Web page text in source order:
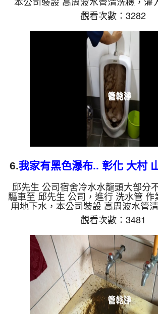
管，等了約15分，開啟 水管清洗機
式，一洗水管就流出牛奶，四個多小
變大出水也沒味道了。 如是自來水
會產生鐵鏽跟泥沙堆積，洗出來的水
地下水含有氧化錳，管壁上會結成黑
的水會跟石油一樣黑，有些洗出綠色
面有銅的物質，生鏽產生銅綠，如是
為水龍頭合金的養化...
觀看次數：3282
6.我家有黑色瀑布.. 彰化 大村
管路
邱先生 公司宿舍冷水水龍頭大部分
驅車至 邱先生 公司，進行 洗水管 作
用地下水，本公司裝設 高周波水管
檬酸 至水管，等了約15分，開啟 水
螺旋波 模式，本來不出水，一洗就
看起來就像是挖到石油，六個多小時
正常了。 如是自來水，如水管老化
泥沙堆積，洗出來的水就會是咖啡色
化錳，管壁上會結成黑色管垢，洗出
一樣黑，有些洗出綠色的水，是因
質，生鏽產生銅綠，如...
觀看次數：3481